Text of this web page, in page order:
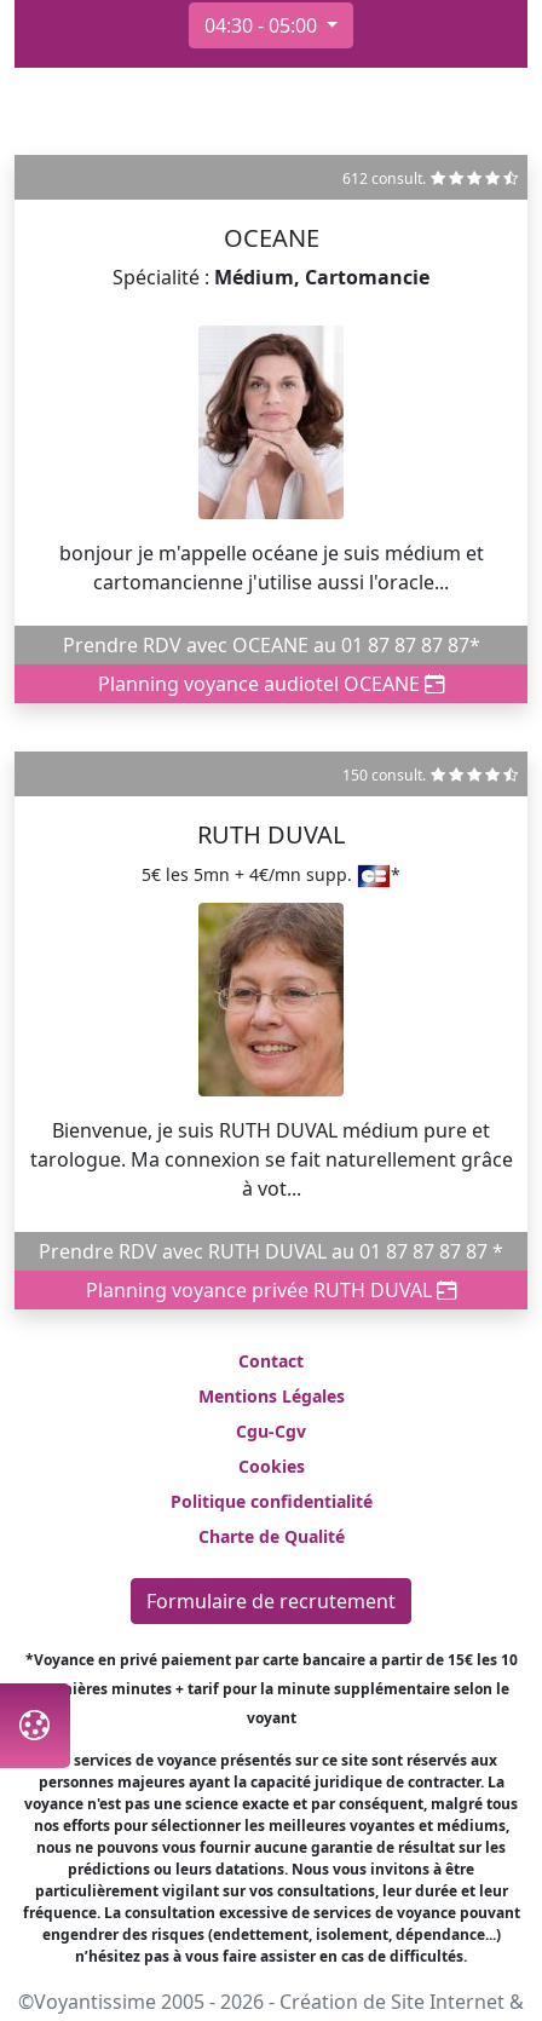
04:30 - 05:00
612 consult.
OCEANE
Spécialité : Médium, Cartomancie
bonjour je m'appelle océane je suis médium et
cartomancienne j'utilise aussi l'oracle...
Prendre RDV avec OCEANE au 01 87 87 87 87*
Planning voyance audiotel OCEANE
150 consult.
RUTH DUVAL
5€ les 5mn + 4€/mn supp. *
Bienvenue, je suis RUTH DUVAL médium pure et
tarologue. Ma connexion se fait naturellement grâce
à vot...
Prendre RDV avec RUTH DUVAL au 01 87 87 87 87 *
Planning voyance privée RUTH DUVAL
Contact
Mentions Légales
Cgu-Cgv
Cookies
Politique confidentialité
Charte de Qualité
Formulaire de recrutement
*Voyance en privé paiement par carte bancaire a partir de 15€ les 10
premières minutes + tarif pour la minute supplémentaire selon le
voyant
Les services de voyance présentés sur ce site sont réservés aux
personnes majeures ayant la capacité juridique de contracter. La
voyance n'est pas une science exacte et par conséquent, malgré tous
nos efforts pour sélectionner les meilleures voyantes et médiums,
nous ne pouvons vous fournir aucune garantie de résultat sur les
prédictions ou leurs datations. Nous vous invitons à être
particulièrement vigilant sur vos consultations, leur durée et leur
fréquence. La consultation excessive de services de voyance pouvant
engendrer des risques (endettement, isolement, dépendance...)
n’hésitez pas à vous faire assister en cas de difficultés.
©Voyantissime 2005 - 2026 - Création de Site Internet &